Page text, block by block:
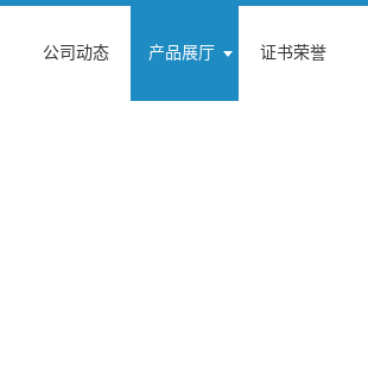
公司动态 产品展厅 证书荣誉